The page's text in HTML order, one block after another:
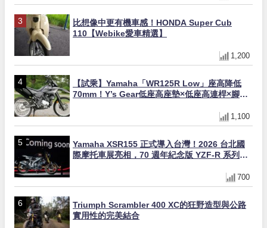
比想像中更有機車感！HONDA Super Cub
110【Webike愛車精選】
1,200
【試乘】Yamaha「WR125R Low」座高降低
70mm！Y’s Gear低座高座墊×低座高連桿×腳踏
1,100
Yamaha XSR155 正式導入台灣！2026 台北國
際摩托車展亮相，70 週年紀念版 YZF-R 系列限
700
Triumph Scrambler 400 XC的狂野造型與公路
實用性的完美結合